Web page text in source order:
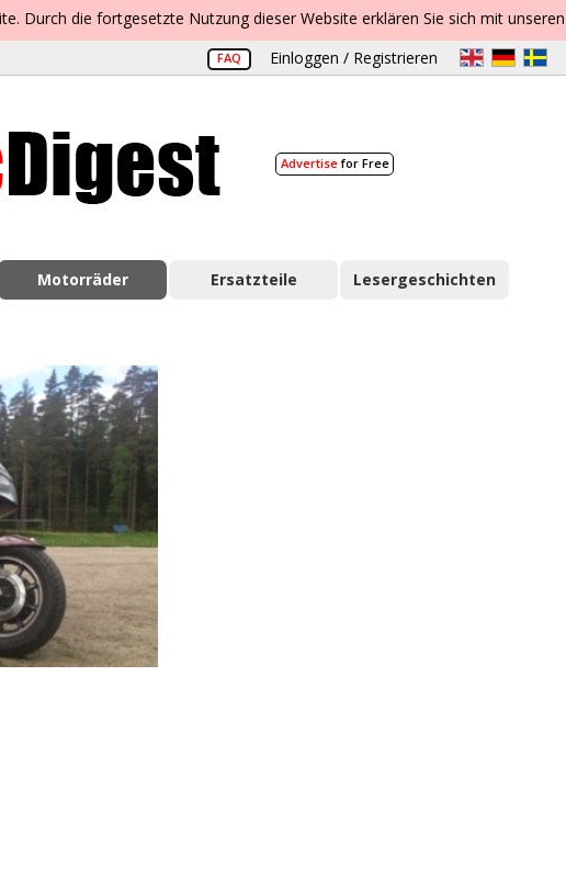
Durch die fortgesetzte Nutzung dieser Website erklären Sie sich mit unseren
FAQ Einloggen / Registrieren
Advertisefor Free
Motorräder Ersatzteile Lesergeschichten